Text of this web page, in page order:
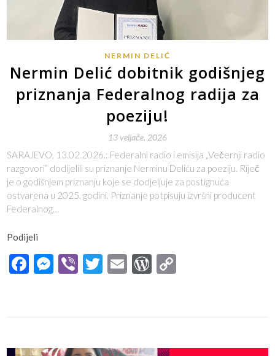
NERMIN DELIĆ
Nermin Delić dobitnik godišnjeg
priznanja Federalnog radija za
poeziju!
13 veljače, 2026
SARAJEVO, 13.02.2026.: Federalni radio i emisija „Večernji radio
razgovori“ dodijelili su priznanje Nerminu Deliću za poeziju. Riječ
je o godišnjem priznanju koje se dodjeljuje za postignuća
ostvarena u 2025. godini. Priznanje potpisuju izvršni producent
Federalnog…
Podijeli
Facebook
Messenger
ViberTwitter
EmailWordPress